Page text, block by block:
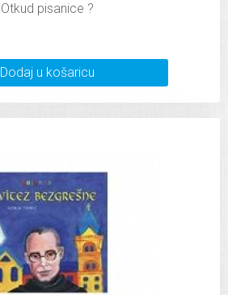
Otkud pisanice ?
Dodaj u košaricu